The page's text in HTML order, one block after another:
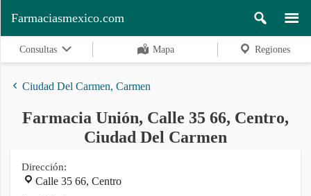
Buscar
Farmaciasmexico.com
Consultas Mapa Regiones
Ciudad Del Carmen, Carmen
Farmacia Unión, Calle 35 66, Centro,
Ciudad Del Carmen
Dirección:
Calle 35 66, Centro